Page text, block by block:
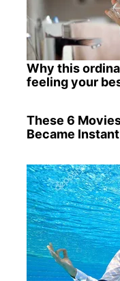
Why this
feeling your
These 6
Became